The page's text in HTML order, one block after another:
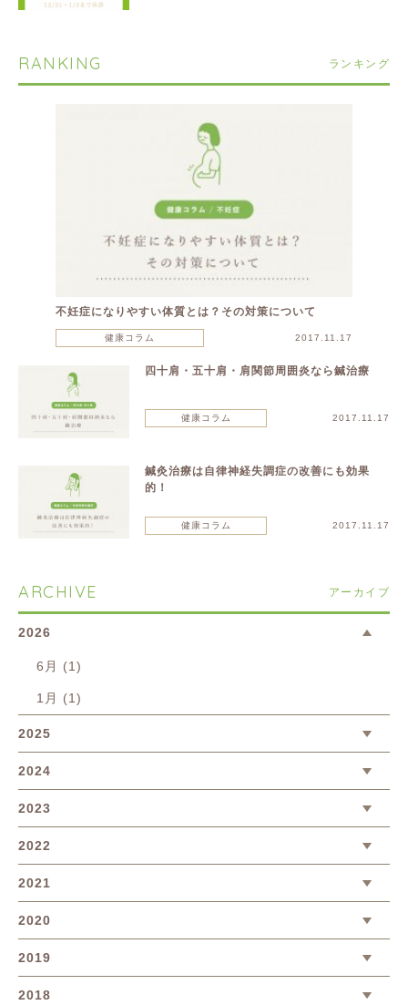
RANKING ランキング
不妊症になりやすい体質とは？その対策について
健康コラム 2017.11.17
四十肩・五十肩・肩関節周囲炎なら鍼治療
健康コラム 2017.11.17
鍼灸治療は自律神経失調症の改善にも効果
的！
健康コラム 2017.11.17
ARCHIVE アーカイブ
2026
6月 (1)
1月 (1)
2025
2024
2023
2022
2021
2020
2019
2018